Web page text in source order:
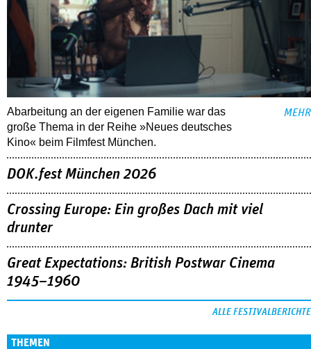
Abarbeitung an der eigenen Familie war das
große Thema in der Reihe »Neues deutsches
Kino« beim Filmfest München.
MEHR
DOK.fest München 2026
Crossing Europe: Ein großes Dach mit viel
drunter
Great Expectations: British Postwar Cinema
1945–1960
ALLE FESTIVALBERICHTE
THEMEN